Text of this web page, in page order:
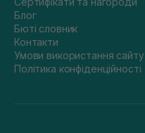
Блог
Бюті словник
Контакти
Умови використання сайту
Політика конфіденційності